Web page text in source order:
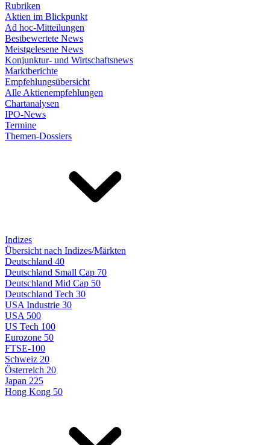
Rubriken
Aktien im Blickpunkt
Ad hoc-Mitteilungen
Bestbewertete News
Meistgelesene News
Konjunktur- und Wirtschaftsnews
Marktberichte
Empfehlungsübersicht
Alle Aktienempfehlungen
Chartanalysen
IPO-News
Termine
Themen-Dossiers
Indizes
Übersicht nach Indizes/Märkten
Deutschland 40
Deutschland Small Cap 70
Deutschland Mid Cap 50
Deutschland Tech 30
USA Industrie 30
USA 500
US Tech 100
Eurozone 50
FTSE-100
Schweiz 20
Österreich 20
Japan 225
Hong Kong 50